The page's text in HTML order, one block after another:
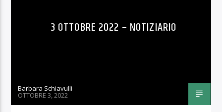
3 OTTOBRE 2022 – NOTIZIARIO
Barbara Schiavulli
OTTOBRE 3, 2022